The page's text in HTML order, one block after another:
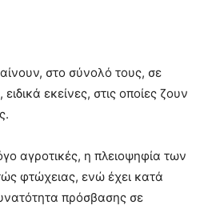
στο σύνολό τους, σε
εκείνες, στις οποίες ζουν
αγροτικές, η πλειοψηφία των
φτώχειας, ενώ έχει κατά
πρόσβασης σε